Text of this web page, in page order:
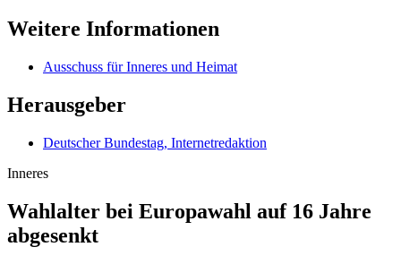
Weitere Informationen
Ausschuss für Inneres und Heimat
Herausgeber
Deutscher Bundestag, Internetredaktion
Inneres
Wahlalter bei Europawahl auf 16 Jahre
abgesenkt